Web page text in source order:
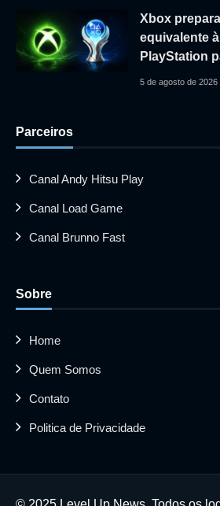
Xbox
equivalente
PlayStation
5 de agosto de 2026
Parceiros
Canal Andy Hitsu Play
Canal Load Game
Canal Brunno Fast
Sobre
Home
Quem Somos
Contato
Politica de Privacidade